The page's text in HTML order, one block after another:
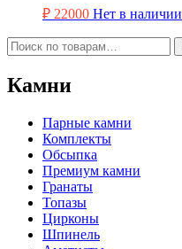
₽ 22000 Нет в наличии
Искать:
Камни
Парные камни
Комплекты
Обсыпка
Премиум камни
Гранаты
Топазы
Цирконы
Шпинель